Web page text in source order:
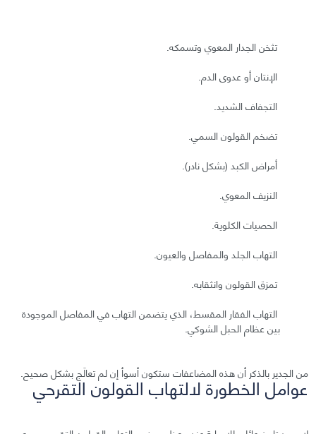
تثخن الجدار المعوي وتسمكه.
الإنتان أو عدوى الدم.
التجفاف الشديد.
تضخم القولون السمي.
أمراض الكبد (بشكل نادر).
النزيف المعوي.
الحصيات الكلوية.
التهاب الجلد والمفاصل والعيون.
تمزق القولون وانثقابه.
التهاب الفقار المقسط، الذي يتضمن التهاب في المفاصل الموجودة
بين عظام الحبل الشوكي.
من الجدير بالذكر أن هذه المضاعفات ستكون أسوأ إن لم تعالَج بشكل صحيح.
عوامل الخطورة لالتهاب القولون التقرحي